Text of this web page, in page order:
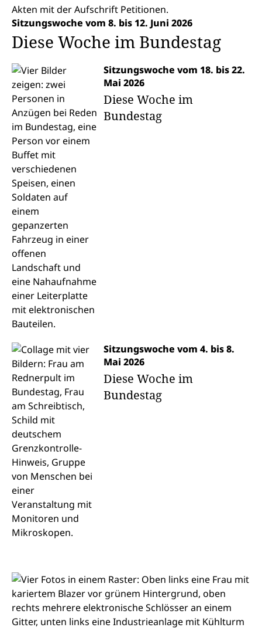
Sitzungswoche vom 8. bis 12. Juni 2026
Diese Woche im Bundestag
Sitzungswoche vom 18. bis 22.
Mai 2026
Diese Woche im
Bundestag
Sitzungswoche vom 4. bis 8.
Mai 2026
Diese Woche im
Bundestag